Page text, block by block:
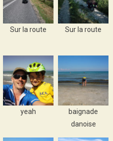
Sur la route Sur la route
yeah
baignade
danoise